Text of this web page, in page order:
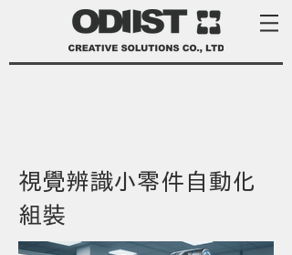
視覺辨識小零件自動化
組裝